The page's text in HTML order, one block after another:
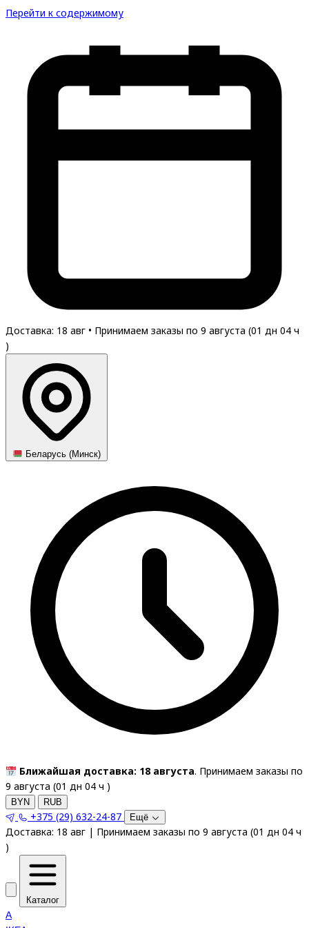
Перейти к содержимому
Доставка: 18 авг • Принимаем заказы по 9 августа (01 дн 04 ч
)
Беларусь (Минск)
Ближайшая доставка: 18 августа. Принимаем заказы по
9 августа (01 дн 04 ч )
BYN RUB
+375 (29) 632-24-87 Ещё
Доставка: 18 авг | Принимаем заказы по 9 августа (01 дн 04 ч
)
Каталог
A